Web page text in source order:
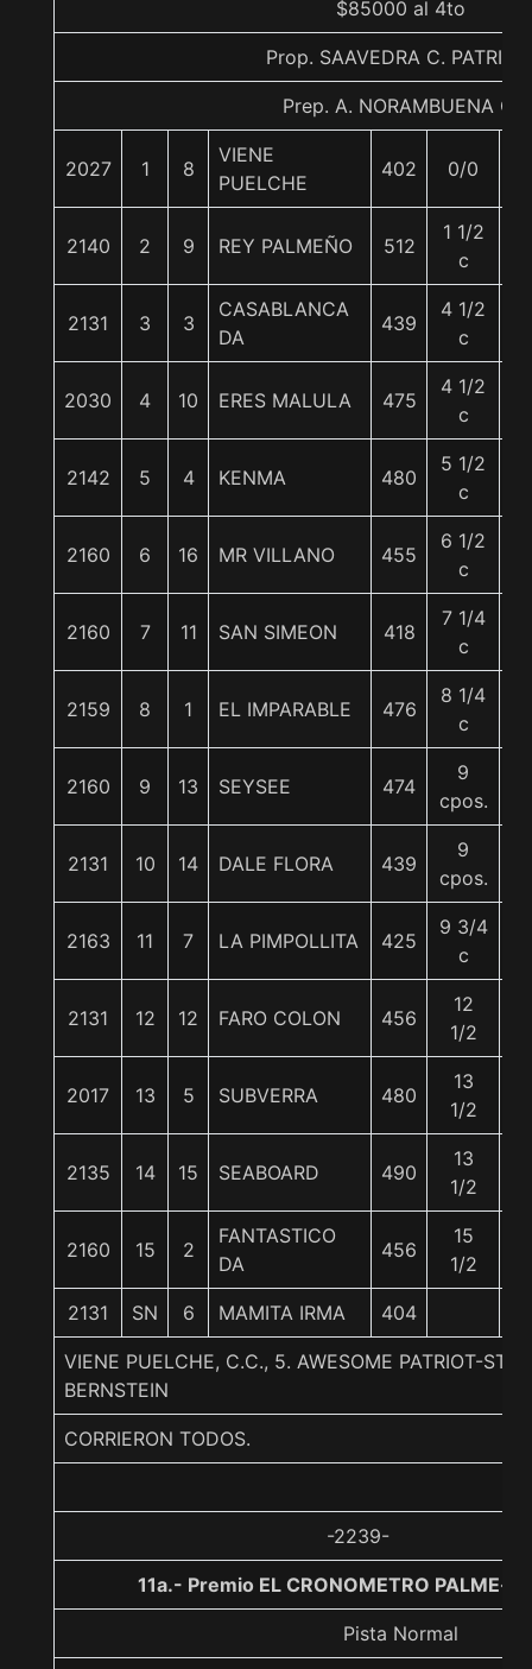
$85000 al 4to
Prop. SAAVEDRA C.
Prep. A. NORAMBUENA G.
2027 1 8
VIENE
PUELCHE
402 0/0
2140 2 9 REY PALMEÑO 512
1 1/2
c
2131 3 3
CASABLANCA
DA
439
4 1/2
c
2030 4 10 ERES MALULA 475
4 1/2
c
2142 5 4 KENMA 480
5 1/2
c
2160 6 16 MR VILLANO 455
6 1/2
c
2160 7 11 SAN SIMEON 418
7 1/4
c
2159 8 1 EL IMPARABLE 476
8 1/4
c
2160 9 13 SEYSEE 474
9
cpos.
2131 10 14 DALE FLORA 439
9
cpos.
2163 11 7 LA PIMPOLLITA 425
9 3/4
c
2131 12 12 FARO COLON 456
12
1/2
2017 13 5 SUBVERRA 480
13
1/2
2135 14 15 SEABOARD 490
13
1/2
2160 15 2
FANTASTICO
DA
456
15
1/2
2131 SN 6 MAMITA IRMA 404
VIENE PUELCHE, C.C., 5. AWESOME PATRIOT-
BERNSTEIN
CORRIERON TODOS.
-2239-
11a.- Premio EL CRONOMETRO
Pista Normal